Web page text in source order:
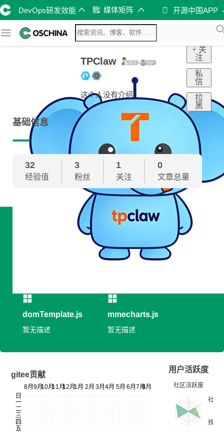
DevOps研发效能 媒体矩阵 开源中国APP
TPClaw
这个人没有介绍！
+ 关
注
私
信
拉
黑
基础信息
32
经验值
3
粉丝
1
关注
0
文章总量
domTemplate.js
暂无描述
mmecharts.js
暂无描述
gitee贡献
用户活跃度